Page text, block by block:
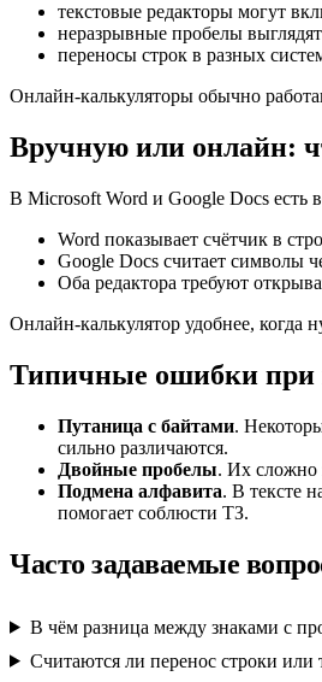
текстовые редакторы могут
неразрывные пробелы
переносы строк в разных
Онлайн-калькуляторы обычно
Вручную или онлайн:
В Microsoft Word и Google Docs есть
Word показывает счётчик в
Google Docs считает символы
Оба редактора требуют
Онлайн-калькулятор удобнее, когда
Типичные ошибки при
Путаница с байтами.
сильно различаются.
Двойные пробелы. Их сложно
Подмена алфавита. В тексте
помогает соблюсти ТЗ.
Часто задаваемые
В чём разница между знаками с
Считаются ли перенос строки или